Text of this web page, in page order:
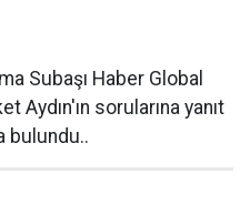
Subaşı Haber Global
Aydın'ın sorularına yanıt
bulundu..